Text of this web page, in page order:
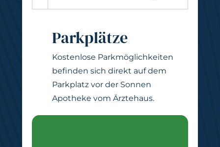
Parkplätze
Kostenlose Parkmöglichkeiten
befinden sich direkt auf dem
Parkplatz vor der Sonnen
Apotheke vom Ärztehaus.